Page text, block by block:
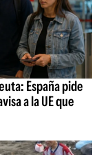
España pide
a la UE que